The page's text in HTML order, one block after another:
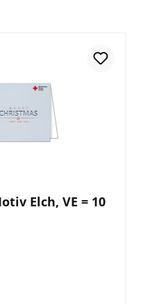
Elch, VE = 10